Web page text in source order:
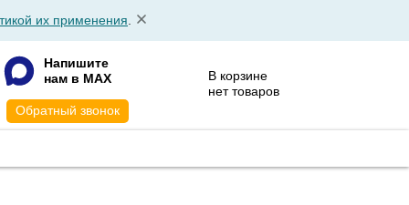
их применения
Напишите
нам в MAX
Обратный звонок
В корзине
нет товаров